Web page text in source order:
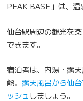
PEAK BASE」は、温
仙台駅周辺の観光を
できます。
宿泊者は、内湯・露
能。 露天風呂から仙
ッシュ しましょう。